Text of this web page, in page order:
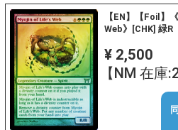
【EN】【Foil】
Web》[CHK] 緑R
¥ 2,500
【NM 在庫:2